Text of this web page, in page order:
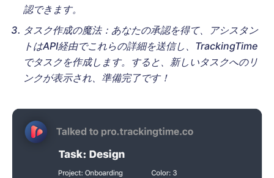
認できます。
タスク作成の魔法：あなたの承認を得て、アシスタン
トはAPI経由でこれらの詳細を送信し、TrackingTime
でタスクを作成します。すると、新しいタスクへのリ
ンクが表示され、準備完了です！